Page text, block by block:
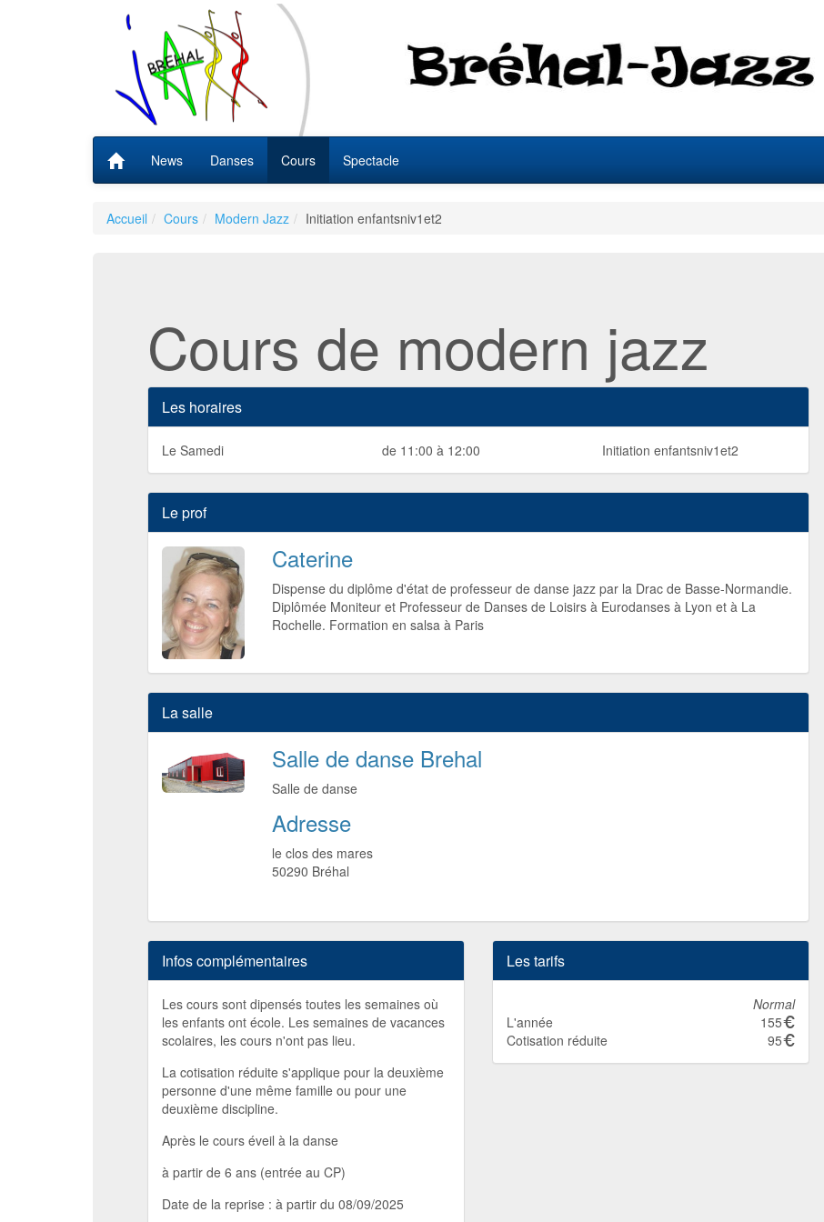
News Danses Cours Spectacle
Accueil Cours Modern Jazz Initiation enfantsniv1et2
Cours de modern jazz
Les horaires
Le Samedi de 11:00 à 12:00 Initiation enfantsniv1et2
Le prof
Caterine
Dispense du diplôme d'état de professeur de danse jazz par la Drac de Basse-Normandie.
Diplômée Moniteur et Professeur de Danses de Loisirs à Eurodanses à Lyon et à La
Rochelle. Formation en salsa à Paris
La salle
Salle de danse Brehal
Salle de danse
Adresse
le clos des mares
50290 Bréhal
Infos complémentaires
Les cours sont dipensés toutes les semaines où
les enfants ont école. Les semaines de vacances
scolaires, les cours n'ont pas lieu.
La cotisation réduite s'applique pour la deuxième
personne d'une même famille ou pour une
deuxième discipline.
Après le cours éveil à la danse
à partir de 6 ans (entrée au CP)
Date de la reprise : à partir du 08/09/2025
Les tarifs
Normal
L'année
155
Cotisation réduite
95